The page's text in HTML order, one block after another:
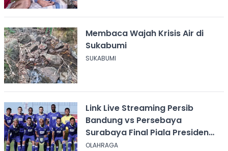
Membaca Wajah Krisis Air di
Sukabumi
SUKABUMI
Link Live Streaming Persib
Bandung vs Persebaya
Surabaya Final Piala Presiden
2026, Kick-off Pukul 20.00 WIB
OLAHRAGA